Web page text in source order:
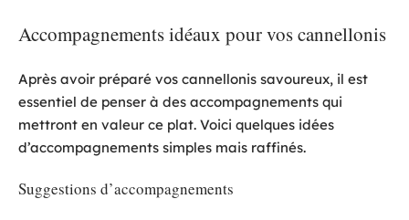
Accompagnements idéaux pour vos cannellonis
Après avoir préparé vos cannellonis savoureux, il est
essentiel de penser à des accompagnements qui
mettront en valeur ce plat. Voici quelques idées
d’accompagnements simples mais raffinés.
Suggestions d’accompagnements